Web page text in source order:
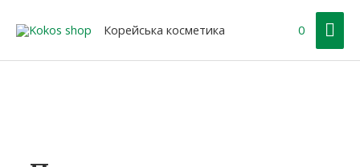
Корейська косметика 0